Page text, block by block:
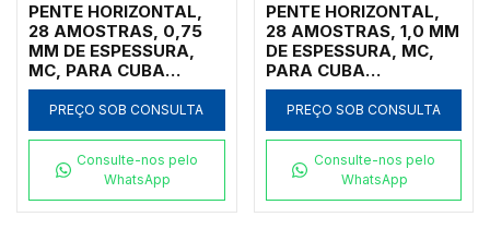
PENTE HORIZONTAL,
28 AMOSTRAS, 0,75
MM DE ESPESSURA,
MC, PARA CUBA
HORIZONTAL MARCA
CLEAVER SCIENTIFIC
MODELOS
MSSCREEN24,
MSSCREEN32,
MSSCREENTRIO,
PREÇO SOB CONSULTA
Consulte-nos pelo
WhatsApp
PENTE HORIZONTAL,
28 AMOSTRAS, 1,0 MM
DE ESPESSURA, MC,
PARA CUBA
HORIZONTAL MARCA
CLEAVER SCIENTIFIC
MODELOS MSCHOICE7,
MSCHOICE15,
MSCHOICETRIO,
MSCHOICETRIO15,
PREÇO SOB CONSULTA
Consulte-nos pelo
WhatsApp